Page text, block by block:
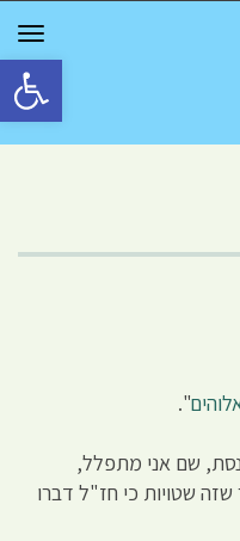
פתח
".
שם אני מתפלל,
שטויות כי חז"ל דברו